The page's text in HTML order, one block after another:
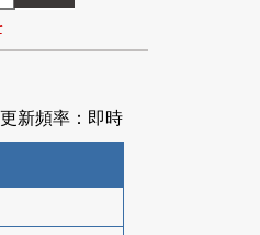
新頻率：即時